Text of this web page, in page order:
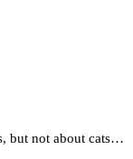
but not about cats…